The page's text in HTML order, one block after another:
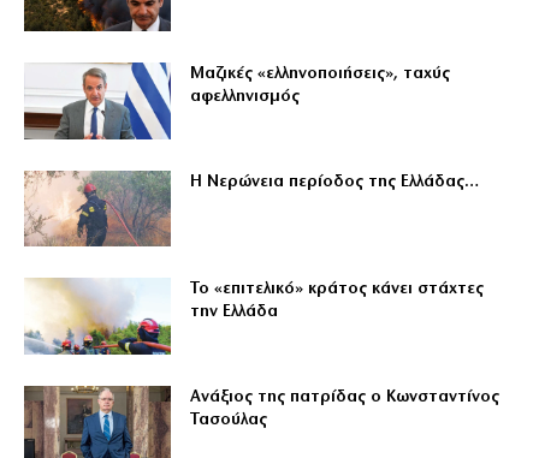
Μαζικές «ελληνοποιήσεις», ταχύς
αφελληνισμός
Η Νερώνεια περίοδος της Ελλάδας…
Το «επιτελικό» κράτος κάνει στάχτες
την Ελλάδα
Ανάξιος της πατρίδας ο Κωνσταντίνος
Τασούλας